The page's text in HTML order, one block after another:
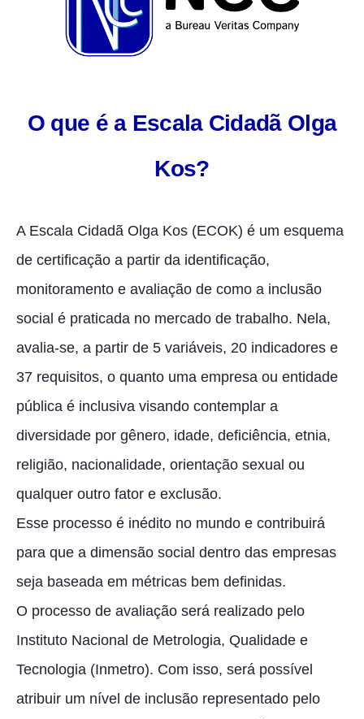
O que é a Escala Cidadã Olga
Kos?
A Escala Cidadã Olga Kos (ECOK) é um esquema
de certificação a partir da identificação,
monitoramento e avaliação de como a inclusão
social é praticada no mercado de trabalho. Nela,
avalia-se, a partir de 5 variáveis, 20 indicadores e
37 requisitos, o quanto uma empresa ou entidade
pública é inclusiva visando contemplar a
diversidade por gênero, idade, deficiência, etnia,
religião, nacionalidade, orientação sexual ou
qualquer outro fator e exclusão.
Esse processo é inédito no mundo e contribuirá
para que a dimensão social dentro das empresas
seja baseada em métricas bem definidas.
O processo de avaliação será realizado pelo
Instituto Nacional de Metrologia, Qualidade e
Tecnologia (Inmetro). Com isso, será possível
atribuir um nível de inclusão representado pelo